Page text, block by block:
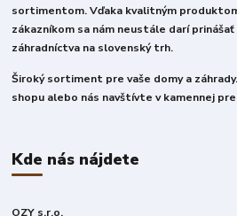
sortimentom. Vďaka kvalitným
zákazníkom sa nám neustále darí
záhradníctva na slovenský trh.
Široký sortiment pre vaše domy a
shopu alebo nás navštívte v kamennej
Kde nás nájdete
OZY s.r.o.